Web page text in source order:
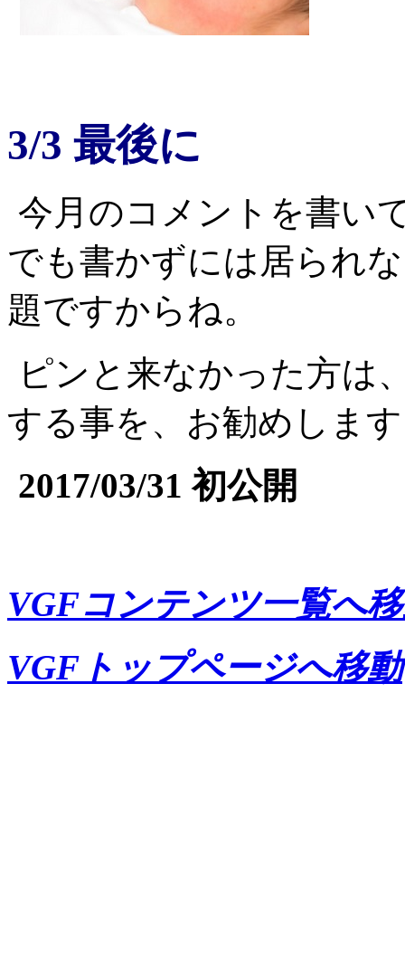
3/3 最後に
今月のコメントを書い
でも書かずには居られ
題ですからね。
ピンと来なかった方は
する事を、お勧めしま
2017/03/31 初公開
VGFコンテンツ一覧へ
VGFトップページへ移動